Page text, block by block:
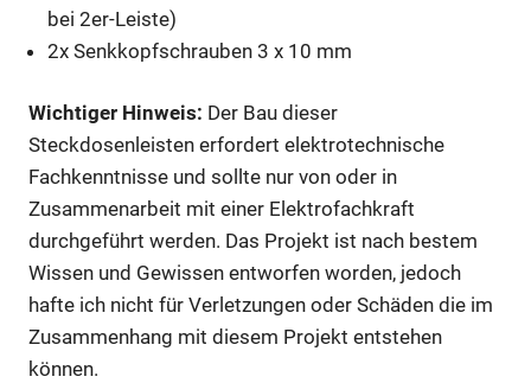
bei 2er-Leiste)
2x Senkkopfschrauben 3 x 10 mm
Wichtiger Hinweis: Der Bau dieser
Steckdosenleisten erfordert elektrotechnische
Fachkenntnisse und sollte nur von oder in
Zusammenarbeit mit einer Elektrofachkraft
durchgeführt werden. Das Projekt ist nach bestem
Wissen und Gewissen entworfen worden, jedoch
hafte ich nicht für Verletzungen oder Schäden die im
Zusammenhang mit diesem Projekt entstehen
können.